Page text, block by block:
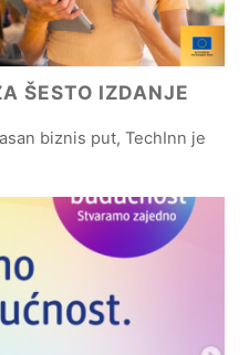
ŠESTO IZDANJE
biznis put, TechInn je